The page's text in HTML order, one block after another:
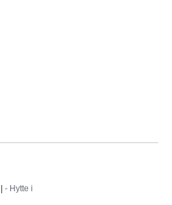
| - Hytte i